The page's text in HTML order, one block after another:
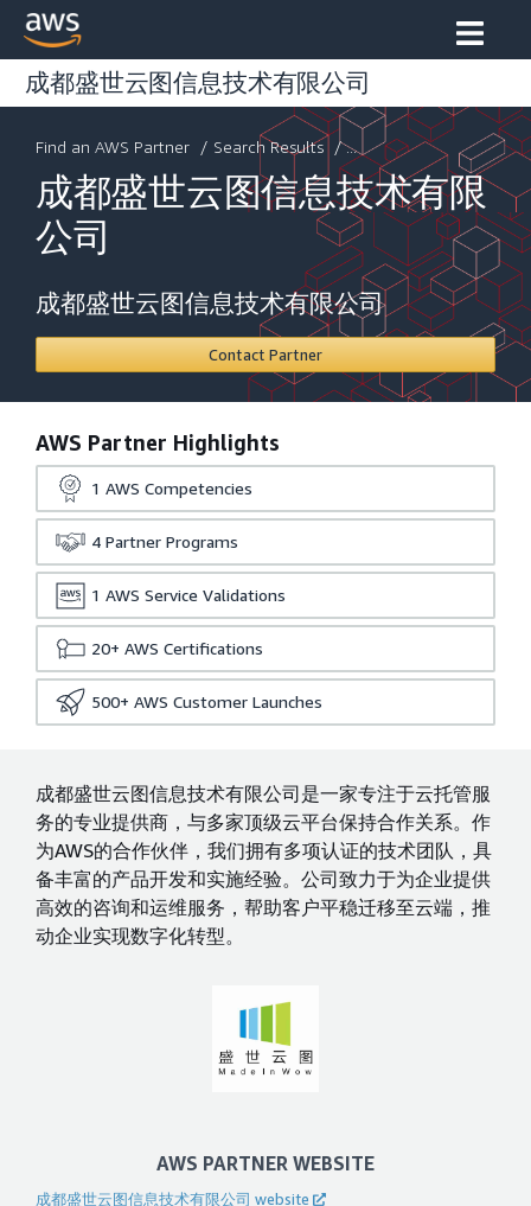
成都盛世云图信息技术有限公司
Find an AWS Partner / Search Results / ...
成都盛世云图信息技术有限
公司
成都盛世云图信息技术有限公司
Contact Partner
AWS Partner Highlights
1 AWS Competencies
4 Partner Programs
1 AWS Service Validations
20+ AWS Certifications
500+ AWS Customer Launches
成都盛世云图信息技术有限公司是一家专注于云托管服
务的专业提供商，与多家顶级云平台保持合作关系。作
为AWS的合作伙伴，我们拥有多项认证的技术团队，具
备丰富的产品开发和实施经验。公司致力于为企业提供
高效的咨询和运维服务，帮助客户平稳迁移至云端，推
动企业实现数字化转型。
AWS PARTNER WEBSITE
成都盛世云图信息技术有限公司 website